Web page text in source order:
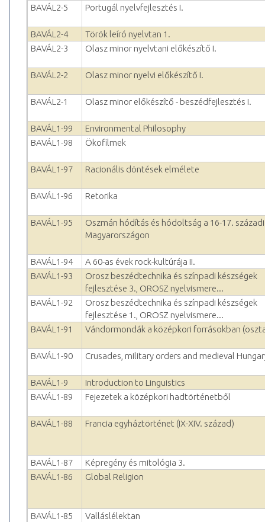
BAVÁL2-5 Portugál nyelvfejlesztés I.
BAVÁL2-4
Török leíró nyelvtan 1.
BAVÁL2-3
Olasz minor nyelvtani előkészítő I.
BAVÁL2-2 Olasz minor nyelvi előkészítő I.
BAVÁL2-1 Olasz minor előkészítő - beszédfejlesztés I.
BAVÁL1-99
Environmental Philosophy
BAVÁL1-98
Ökofilmek
BAVÁL1-97 Racionális döntések elmélete
BAVÁL1-96 Retorika
BAVÁL1-95
Oszmán hódítás és hódoltság a 16-17. századi
Magyarországon
BAVÁL1-94
A 60-as évek rock-kultúrája II.
BAVÁL1-93
Orosz beszédtechnika és színpadi készségek
fejlesztése 3., OROSZ nyelvismere...
BAVÁL1-92
Orosz beszédtechnika és színpadi készségek
fejlesztése 1., OROSZ nyelvismere...
BAVÁL1-91
Vándormondák a középkori forrásokban
BAVÁL1-90 Crusades, military orders and medieval
BAVÁL1-9
Introduction to Linguistics
BAVÁL1-89
Fejezetek a középkori hadtörténetből
BAVÁL1-88 Francia egyháztörténet (IX-XIV. század)
BAVÁL1-87
Képregény és mitológia 3.
BAVÁL1-86
Global Religion
BAVÁL1-85
Valláslélektan